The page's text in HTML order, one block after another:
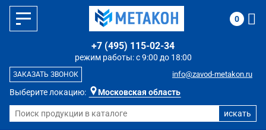
Выберите локацию: Московская область
режим работы: с 9:00 до 18:00
+7 (495) 115-02-34
info@zavod-metakon.ru
ЗАКАЗАТЬ ЗВОНОК
0